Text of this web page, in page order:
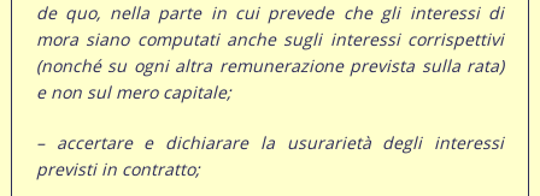
de quo, nella parte in cui prevede che gli interessi di
mora siano computati anche sugli interessi corrispettivi
(nonché su ogni altra remunerazione prevista sulla rata)
e non sul mero capitale;
– accertare e dichiarare la usurarietà degli interessi
previsti in contratto;